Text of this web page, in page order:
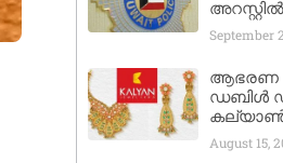
അറസ്റ്റിൽ
September
ആഭരണ
ഡബിൾ
August 15,